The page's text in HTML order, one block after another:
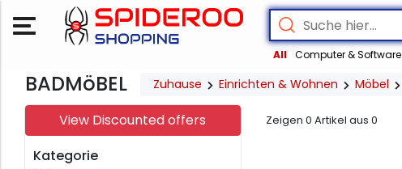
All Computer & Software
BADMöBEL Zuhause Einrichten & Wohnen Möbel
View Discounted offers
Kategorie
Zeigen 0 Artikel aus 0